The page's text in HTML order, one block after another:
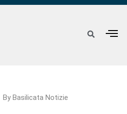
By Basilicata Notizie